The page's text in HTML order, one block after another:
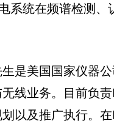
统在频谱检测、
是美国国家仪器
线业务。目前负
以及推广执行。